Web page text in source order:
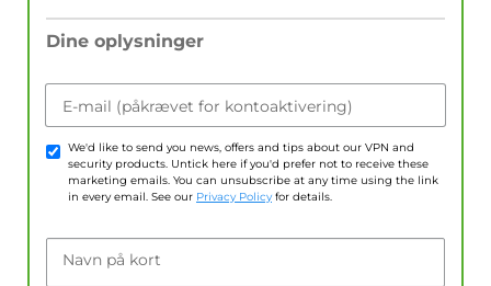
Dine oplysninger
E-mail (påkrævet for kontoaktivering)
We'd like to send you news, offers and tips about our VPN and
security products. Untick here if you'd prefer not to receive these
marketing emails. You can unsubscribe at any time using the link
in every email. See our Privacy Policy for details.
Navn på kort